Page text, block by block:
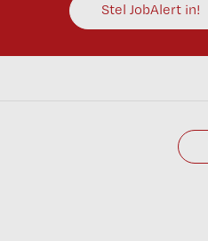
Stel JobAlert in!